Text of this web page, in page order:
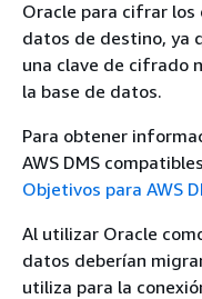
Oracle para cifrar los
datos de destino, ya
una clave de cifrado
la base de datos.
Para obtener
AWS DMS
Objetivos para AWS
Al utilizar Oracle
datos deberían
utiliza para la